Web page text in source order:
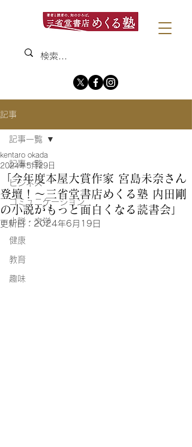
記事
記事一覧
ビジネス
コミュニケーション
小説・文学
健康
教育
趣味
記事一覧
「今年度本屋大賞作家 宮島未奈さん
登壇！〜三省堂書店めくる塾 内田剛
の小説がもっと面白くなる読書会」
kentaro okada
2024年5月29日
更新日： 2024年6月19日